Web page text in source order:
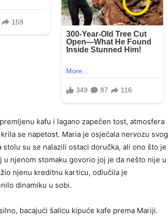
kafu i lagano zapečen tost, atmosfera
se napetost. Maria je osjećala nervozu svog
su se nalazili ostaci doručka, ali ono što je
njenom stomaku govorio joj je da nešto nije u
njenu kreditnu karticu, odlučila je
dinamiku u sobi.
bacajući šalicu kipuće kafe prema Mariji.